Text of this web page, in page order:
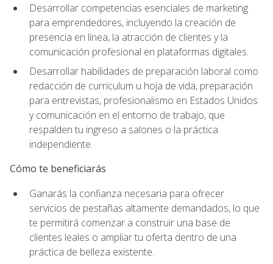
Desarrollar competencias esenciales de marketing
para emprendedores, incluyendo la creación de
presencia en línea, la atracción de clientes y la
comunicación profesional en plataformas digitales.
Desarrollar habilidades de preparación laboral como
redacción de currículum u hoja de vida, preparación
para entrevistas, profesionalismo en Estados Unidos
y comunicación en el entorno de trabajo, que
respalden tu ingreso a salones o la práctica
independiente.
Cómo te beneficiarás
Ganarás la confianza necesaria para ofrecer
servicios de pestañas altamente demandados, lo que
te permitirá comenzar a construir una base de
clientes leales o ampliar tu oferta dentro de una
práctica de belleza existente.